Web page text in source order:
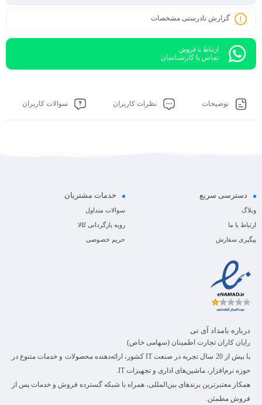
گزارش نادرستی مشخصات
ارتباط با فروش
تماس با کارشناسان
توضیحات نظرات کاربران سوالات کاربران
دسترسی سریع
وبلاگ
ارتباط با ما
پیگیری سفارش
خدمات مشتریان
سوالات متداول
رویه بازگردانی کالا
حریم خصوصی
درباره بامداد آی تی
رایان کاران تجارت اطمینان (سهامی خاص)
با بیش از 20 سال تجربه در صنعت IT کشور، ارائه‌دهنده محصولات و خدمات متنوع در
حوزه نرم‌افزار، ماشین‌های اداری و تجهیزات IT.
همکار معتبرترین برندهای بین‌المللی، همراه با شبکه گسترده فروش و خدمات پس از
فروش مطمئن.